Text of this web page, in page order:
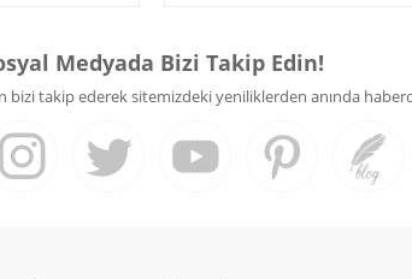
Medyada Bizi Takip Edin!
bizi takip ederek sitemizdeki yeniliklerden anında